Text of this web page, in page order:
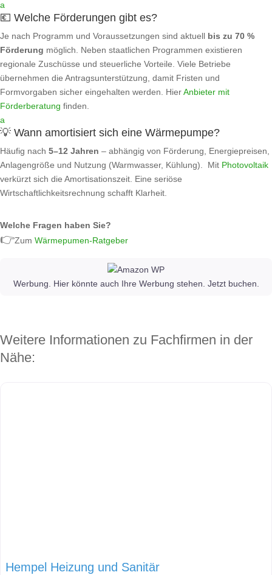
a
💶 Welche Förderungen gibt es?
Je nach Programm und Voraussetzungen sind aktuell bis zu 70 %
Förderung möglich. Neben staatlichen Programmen existieren
regionale Zuschüsse und steuerliche Vorteile. Viele Betriebe
übernehmen die Antragsunterstützung, damit Fristen und
Formvorgaben sicher eingehalten werden. HierAnbieter mit
Förderberatung finden.
a
💡 Wann amortisiert sich eine Wärmepumpe?
Häufig nach 5–12 Jahren – abhängig von Förderung, Energiepreisen,
Anlagengröße und Nutzung (Warmwasser, Kühlung). Mit Photovoltaik
verkürzt sich die Amortisationszeit. Eine seriöse
Wirtschaftlichkeitsrechnung schafft Klarheit.
Welche Fragen haben Sie?
👉Zum Wärmepumen-Ratgeber
Werbung. Hier könnte auch Ihre Werbung stehen. Jetzt buchen.
Weitere Informationen zu Fachfirmen in der
Nähe:
Hempel Heizung und Sanitär